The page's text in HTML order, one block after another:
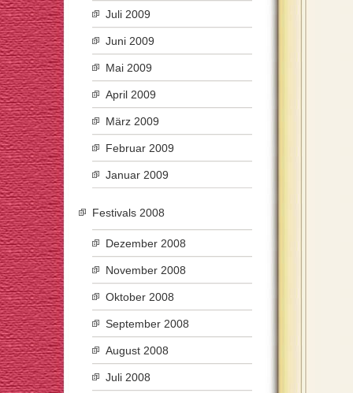
Juli 2009
Juni 2009
Mai 2009
April 2009
März 2009
Februar 2009
Januar 2009
Festivals 2008
Dezember 2008
November 2008
Oktober 2008
September 2008
August 2008
Juli 2008